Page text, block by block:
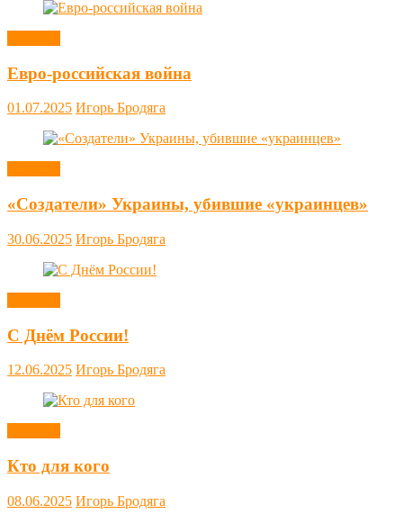
Евро-российская война
01.07.2025 Игорь Бродяга
«Создатели» Украины, убившие «украинцев»
30.06.2025 Игорь Бродяга
С Днём России!
12.06.2025 Игорь Бродяга
Кто для кого
08.06.2025 Игорь Бродяга